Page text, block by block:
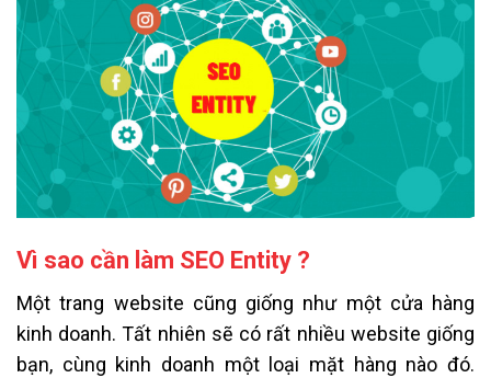
Vì sao cần làm SEO Entity ?
Một trang website cũng giống như một cửa hàng
kinh doanh. Tất nhiên sẽ có rất nhiều website giống
bạn, cùng kinh doanh một loại mặt hàng nào đó.